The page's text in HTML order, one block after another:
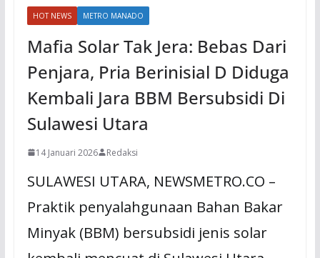
HOT NEWS METRO MANADO
Mafia Solar Tak Jera: Bebas Dari
Penjara, Pria Berinisial D Diduga
Kembali Jara BBM Bersubsidi Di
Sulawesi Utara
14 Januari 2026 Redaksi
SULAWESI UTARA, NEWSMETRO.CO –
Praktik penyalahgunaan Bahan Bakar
Minyak (BBM) bersubsidi jenis solar